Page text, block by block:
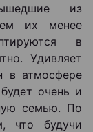
из
их менее
в
Удивляет
в атмосфере
очень и
семью. По
что будучи